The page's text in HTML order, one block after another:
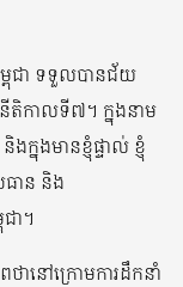
ពុជា ទទួលបានជ័យ
នីតិកាលទី៧។ ក្នុងនាម
នុងមានខ្ញុំផ្ទាល់ ខ្ញុំ
ាន និង
ា។
ថានៅក្រោមការដឹកនាំ